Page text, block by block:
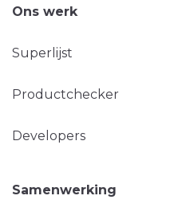
Ons werk
Superlijst
Productchecker
Developers
Samenwerking